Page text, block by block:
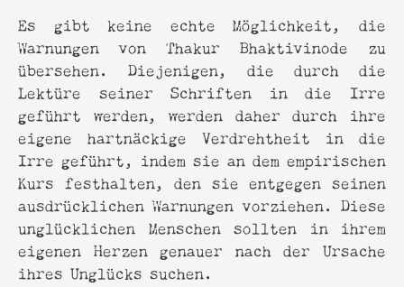
Es gibt keine echte Möglichkeit, die
Warnungen von Thakur Bhaktivinode zu
übersehen. Diejenigen, die durch die
Lektüre seiner Schriften in die Irre
geführt werden, werden daher durch ihre
eigene hartnäckige Verdrehtheit in die
Irre geführt, indem sie an dem empirischen
Kurs festhalten, den sie entgegen seinen
ausdrücklichen Warnungen vorziehen. Diese
unglücklichen Menschen sollten in ihrem
eigenen Herzen genauer nach der Ursache
ihres Unglücks suchen.